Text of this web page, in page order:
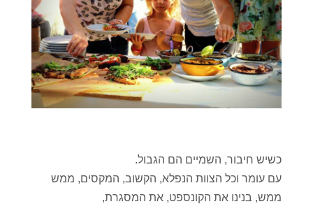
כשיש חיבור, השמיים הם הגבול.
עם עומר וכל הצוות הנפלא, הקשוב, המקסים, ממש
ממש, בנינו את הקונספט, את המסגרת,